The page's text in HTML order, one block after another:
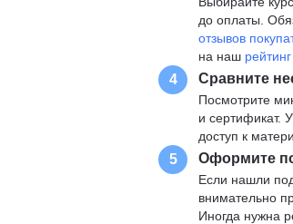
до оплаты.
отзывов
на наш
4 Сравните
Посмотрите
и сертификат.
доступ к
5 Оформите
Если нашли
внимательно
Иногда нужна